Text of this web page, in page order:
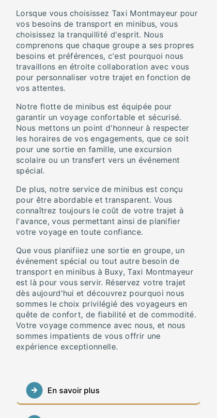
Lorsque vous choisissez Taxi Montmayeur pour
vos besoins de transport en minibus, vous
choisissez la tranquillité d'esprit. Nous
comprenons que chaque groupe a ses propres
besoins et préférences, c'est pourquoi nous
travaillons en étroite collaboration avec vous
pour personnaliser votre trajet en fonction de
vos attentes.
Notre flotte de minibus est équipée pour
garantir un voyage confortable et sécurisé.
Nous mettons un point d'honneur à respecter
les horaires de vos engagements, que ce soit
pour une sortie en famille, une excursion
scolaire ou un transfert vers un événement
spécial.
De plus, notre service de minibus est conçu
pour être abordable et transparent. Vous
connaîtrez toujours le coût de votre trajet à
l'avance, vous permettant ainsi de planifier
votre voyage en toute confiance.
Que vous planifiiez une sortie en groupe, un
événement spécial ou tout autre besoin de
transport en minibus à Buxy, Taxi Montmayeur
est là pour vous servir. Réservez votre trajet
dès aujourd'hui et découvrez pourquoi nous
sommes le choix privilégié des voyageurs en
quête de confort, de fiabilité et de commodité.
Votre voyage commence avec nous, et nous
sommes impatients de vous offrir une
expérience exceptionnelle.
En savoir plus